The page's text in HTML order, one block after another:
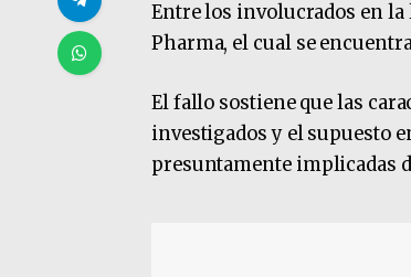
Entre los involucrados en
Pharma, el cual se
El fallo sostiene que las
investigados y el supuesto
presuntamente implicadas